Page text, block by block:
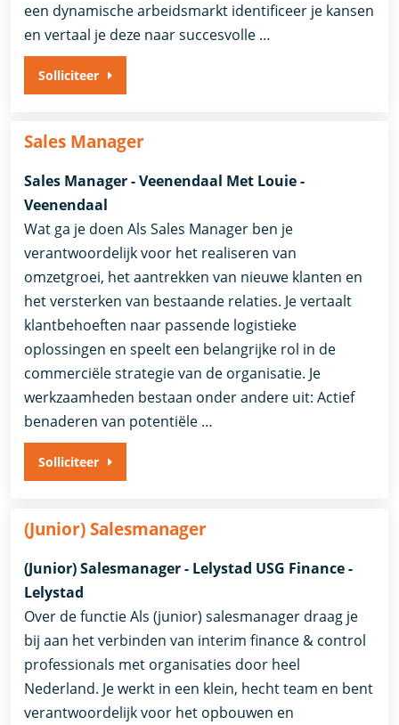
een dynamische arbeidsmarkt identificeer je kansen
en vertaal je deze naar succesvolle …
Solliciteer
Sales Manager
Sales Manager - Veenendaal Met Louie -
Veenendaal
Wat ga je doen Als Sales Manager ben je
verantwoordelijk voor het realiseren van
omzetgroei, het aantrekken van nieuwe klanten en
het versterken van bestaande relaties. Je vertaalt
klantbehoeften naar passende logistieke
oplossingen en speelt een belangrijke rol in de
commerciële strategie van de organisatie. Je
werkzaamheden bestaan onder andere uit: Actief
benaderen van potentiële …
Solliciteer
(Junior) Salesmanager
(Junior) Salesmanager - Lelystad USG Finance -
Lelystad
Over de functie Als (junior) salesmanager draag je
bij aan het verbinden van interim finance & control
professionals met organisaties door heel
Nederland. Je werkt in een klein, hecht team en bent
verantwoordelijk voor het opbouwen en